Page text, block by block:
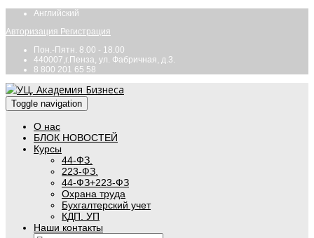
Английский
Авторизация Регистрация
Пон.-Пятн. 8.00 - 18.00
440007,г.Пенза, ул. Фабричная, д.3.
8 800 201 65 58
Toggle navigation
О нас
БЛОК НОВОСТЕЙ
Курсы
44-ФЗ.
223-ФЗ.
44-ФЗ+223-ФЗ
Охрана труда
Бухгалтерский учет
КДП. УП
Наши контакты